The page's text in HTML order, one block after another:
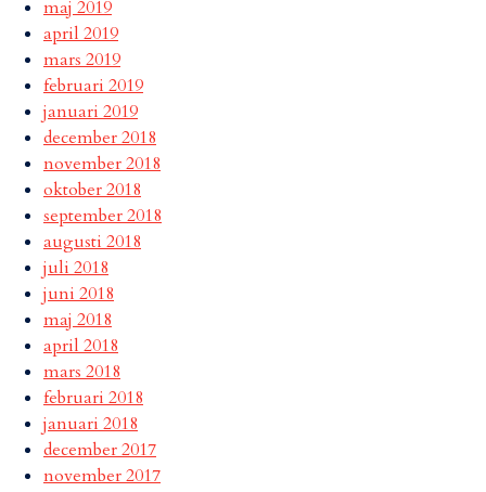
maj 2019
april 2019
mars 2019
februari 2019
januari 2019
december 2018
november 2018
oktober 2018
september 2018
augusti 2018
juli 2018
juni 2018
maj 2018
april 2018
mars 2018
februari 2018
januari 2018
december 2017
november 2017